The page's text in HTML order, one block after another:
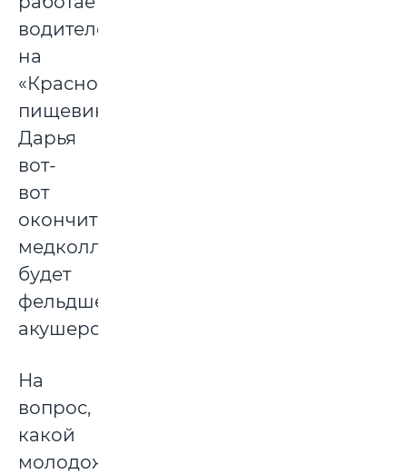
водителем
на
«Красном
пищевике»,
Дарья
вот-
вот
окончит
медколледж,
будет
фельдшером-
акушером.
На
вопрос,
какой
молодожены